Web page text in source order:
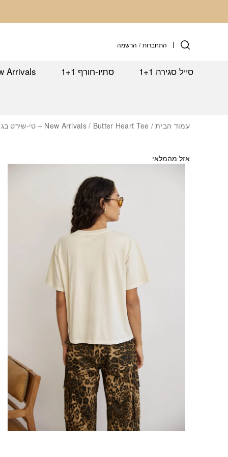
התחברות / הרשמה
סייל סגירה 1+1 סתיו-חורף 1+1 Arrivals
עמוד הבית/
New Arrivals/ Butter Heart Tee – טי-שירט בגוון חמאה עם ריקמת לב
אזל מהמלאי